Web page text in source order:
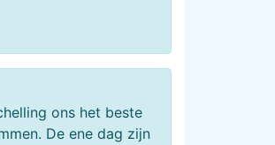
ons het beste
De ene dag zijn